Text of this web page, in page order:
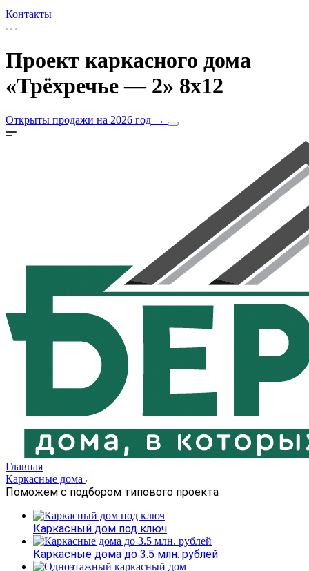
Контакты
Проект каркасного дома
«Трёхречье — 2» 8х12
Открыты продажи на 2026 год →
Главная
Каркасные дома
Поможем с подбором типового проекта
Каркасный дом под ключ
Каркасные дома до 3.5 млн. рублей